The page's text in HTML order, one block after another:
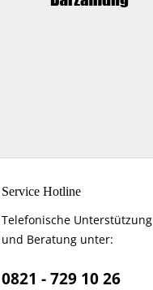
Service Hotline
Telefonische Unterstützung
und Beratung unter:
0821 - 729 10 26